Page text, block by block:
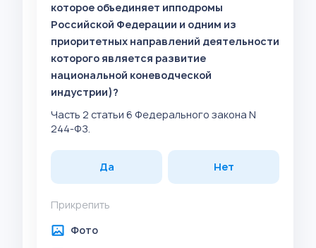
которое объединяет ипподромы
Российской Федерации и одним из
приоритетных направлений деятельности
которого является развитие
национальной коневодческой
индустрии)?
Часть 2 статьи 6 Федерального закона N
244-ФЗ.
Да Нет
Прикрепить
Фото